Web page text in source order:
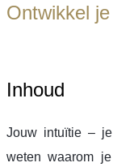
Ontwikkel
Inhoud
Jouw intuïtie –
weten waarom